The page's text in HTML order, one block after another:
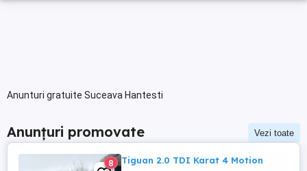
Anunturi gratuite Suceava Hantesti
Anunțuri promovate Vezi toate
8 Tiguan 2.0 TDI Karat 4 Motion